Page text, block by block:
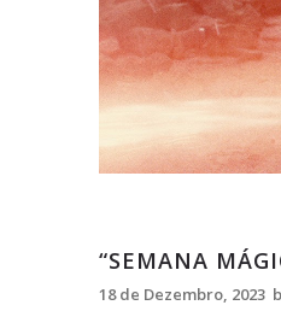
“SEMANA
18 de Dezembro, 2023